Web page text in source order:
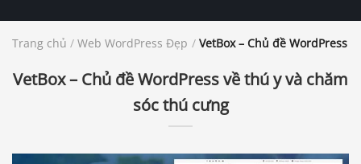
Trang chủ / Web WordPress Đẹp / VetBox – Chủ đề WordPress
VetBox – Chủ đề WordPress về thú y và chăm
sóc thú cưng